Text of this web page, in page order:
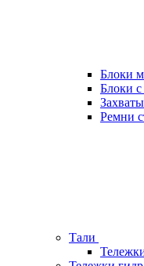
Блоки
Блоки
Захваты
Ремни
Тали